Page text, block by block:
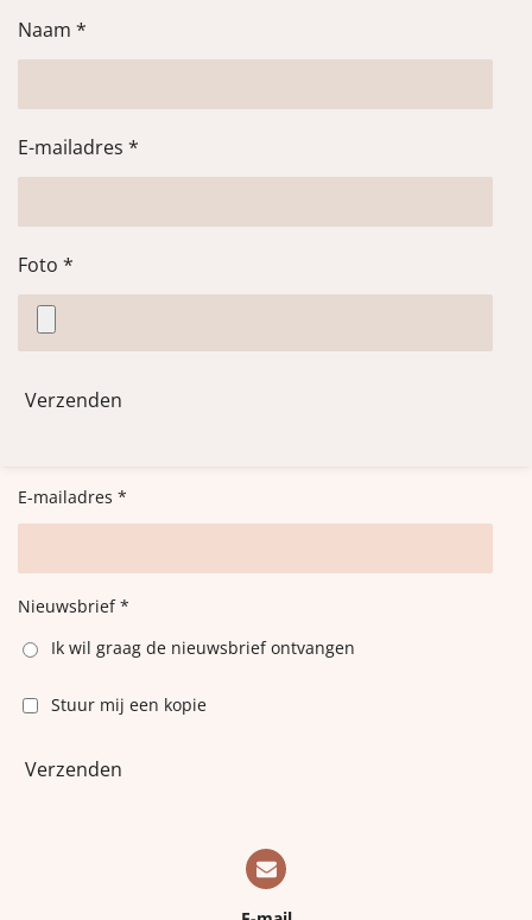
Naam *
E-mailadres *
Foto *
Verzenden
E-mailadres *
Nieuwsbrief *
Ik wil graag de nieuwsbrief ontvangen
Stuur mij een kopie
Verzenden